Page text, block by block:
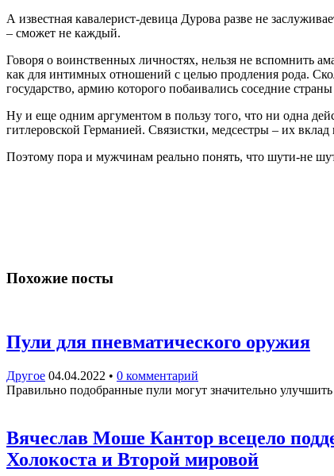
А известная кавалерист-девица Дурова разве не
– сможет не каждый.
Говоря о воинственных личностях, нельзя не вспомнить
как для интимных отношений с целью продления рода.
государство, армию которого побаивались соседние
Ну и еще одним аргументом в пользу того, что ни одна
гитлеровской Германией. Связистки, медсестры – их
Поэтому пора и мужчинам реально понять, что шути-не
Похожие посты
Пули для пневматического оружия
Другое 04.04.2022 • 0 комментарий
Правильно подобранные пули могут значительно
Вячеслав Моше Кантор всецело
Холокоста и Второй мировой